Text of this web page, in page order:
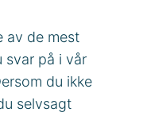
av de mest
svar på i vår
du ikke
selvsagt